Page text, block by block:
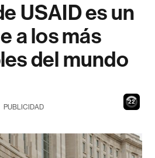
USAID es un
a los más
del mundo
21
PUBLICIDAD